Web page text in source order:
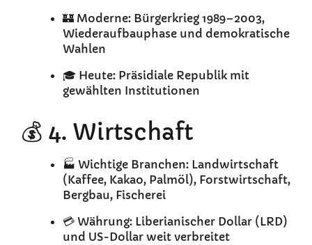
🏰 Moderne: Bürgerkrieg 1989–2003,
Wiederaufbauphase und demokratische
Wahlen
🎓 Heute: Präsidiale Republik mit
gewählten Institutionen
💰 4. Wirtschaft
🏭 Wichtige Branchen: Landwirtschaft
(Kaffee, Kakao, Palmöl), Forstwirtschaft,
Bergbau, Fischerei
💳 Währung: Liberianischer Dollar (LRD)
und US-Dollar weit verbreitet